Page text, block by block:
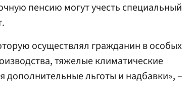
пенсию могут учесть специальный
осуществлял гражданин в особых
тяжелые климатические
дополнительные льготы и надбавки», –